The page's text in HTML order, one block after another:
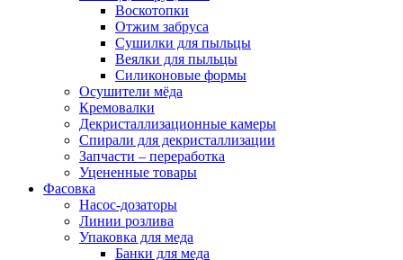
Воскотопки
Отжим забруса
Сушилки для пыльцы
Веялки для пыльцы
Силиконовые формы
Осушители мёда
Кремовалки
Декристаллизационные камеры
Спирали для декристаллизации
Запчасти – переработка
Уцененные товары
Фасовка
Насос-дозаторы
Линии розлива
Упаковка для меда
Банки для меда